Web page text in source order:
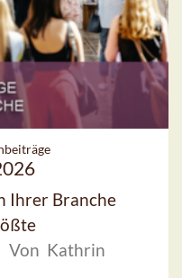
Ihrer Branche
Von Kathrin